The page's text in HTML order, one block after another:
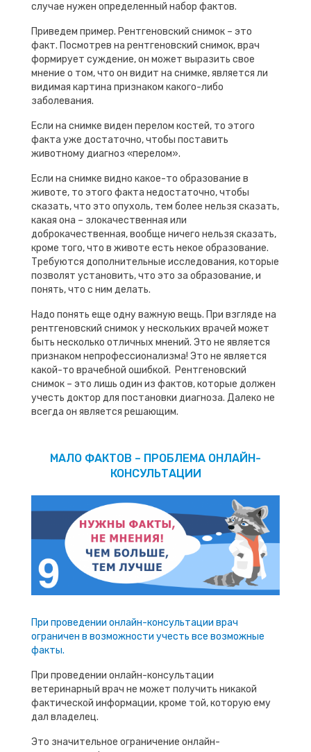
случае нужен определенный набор фактов.
Приведем пример. Рентгеновский снимок – это
факт. Посмотрев на рентгеновский снимок, врач
формирует суждение, он может выразить свое
мнение о том, что он видит на снимке, является ли
видимая картина признаком какого-либо
заболевания.
Если на снимке виден перелом костей, то этого
факта уже достаточно, чтобы поставить
животному диагноз «перелом».
Если на снимке видно какое-то образование в
животе, то этого факта недостаточно, чтобы
сказать, что это опухоль, тем более нельзя сказать,
какая она – злокачественная или
доброкачественная, вообще ничего нельзя сказать,
кроме того, что в животе есть некое образование.
Требуются дополнительные исследования, которые
позволят установить, что это за образование, и
понять, что с ним делать.
Надо понять еще одну важную вещь. При взгляде на
рентгеновский снимок у нескольких врачей может
быть несколько отличных мнений. Это не является
признаком непрофессионализма! Это не является
какой-то врачебной ошибкой. Рентгеновский
снимок – это лишь один из фактов, которые должен
учесть доктор для постановки диагноза. Далеко не
всегда он является решающим.
МАЛО ФАКТОВ – ПРОБЛЕМА ОНЛАЙН-
КОНСУЛЬТАЦИИ
При проведении онлайн-консультации врач
ограничен в возможности учесть все возможные
факты.
При проведении онлайн-консультации
ветеринарный врач не может получить никакой
фактической информации, кроме той, которую ему
дал владелец.
Это значительное ограничение онлайн-